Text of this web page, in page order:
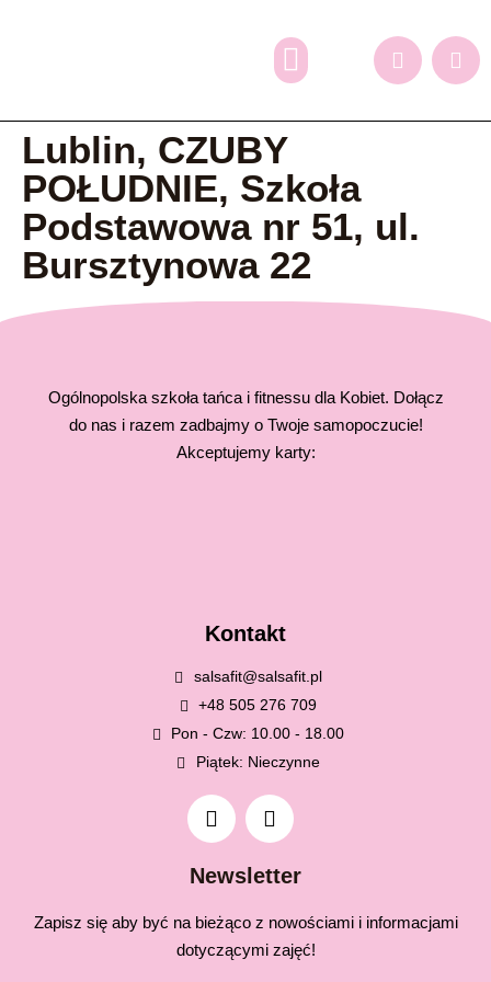
Lublin, CZUBY
POŁUDNIE, Szkoła
Podstawowa nr 51, ul.
Bursztynowa 22
Ogólnopolska szkoła tańca i fitnessu dla Kobiet. Dołącz
do nas i razem zadbajmy o Twoje samopoczucie!
Akceptujemy karty:
Kontakt
salsafit@salsafit.pl
+48 505 276 709
Pon - Czw: 10.00 - 18.00
Piątek: Nieczynne
Newsletter
Zapisz się aby być na bieżąco z nowościami i informacjami
dotyczącymi zajęć!